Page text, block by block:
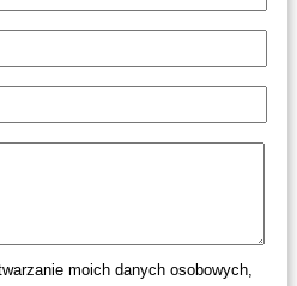
moich danych osobowych,